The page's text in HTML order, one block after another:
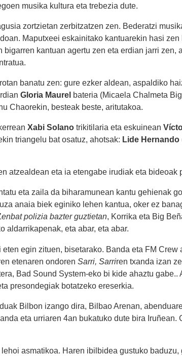
musika kultura eta trebezia dute.
zortzietan zerbitzatzen zen. Bederatzi
Maputxeei eskainitako kantuarekin hasi
bigarren kantuan agertu zen eta erdian jarri zen,
banatu zen: gure ezker aldean, aspaldiko
Gloria Maurelbateria (Micaela Chalmeta
Chaorekin, besteak beste, aritutakoa.
Xabi Solanotrikitilaria eta eskuinean
triangelu bat osatuz, ahotsak: Lide Hernando
atzealdean eta ia etengabe irudiak eta bideoak
eta zaila da biharamunean kantu gehienak
anaia biek eginiko lehen kantua, oker ez
enbat polizia bazter guztietan, Korrika eta Big
aldarrikapenak, eta abar, eta abar.
eten egin zituen, bisetarako. Banda eta FM
etenaren ondoren Sarri, Sarriren txanda izan
Bad Sound System-eko bi kide ahaztu gabe..
presondegiak botatzeko ereserkia.
Bilbon izango dira, Bilbao Arenan,
eta urriaren 4an bukatuko dute bira Iruñean.
asmatikoa. Haren ibilbidea gustuko